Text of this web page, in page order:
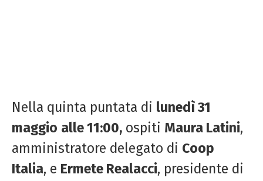
Nella quinta puntata di lunedì 31
maggio alle 11:00, ospiti Maura Latini,
amministratore delegato di Coop
Italia, e Ermete Realacci, presidente di